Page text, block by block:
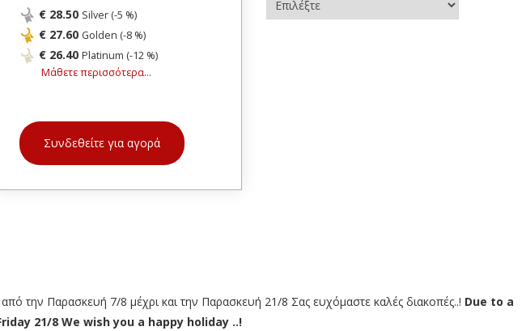
€ 28.50 Silver (-5 %)
€ 27.60 Golden (-8 %)
€ 26.40 Platinum (-12 %)
Μάθετε περισσότερα...
Συνδεθείτε για αγορά
την Παρασκευή 7/8 μέχρι και την Παρασκευή 21/8 Σας ευχόμαστε καλές διακοπές..! Due to a
21/8 We wish you a happy holiday ..!